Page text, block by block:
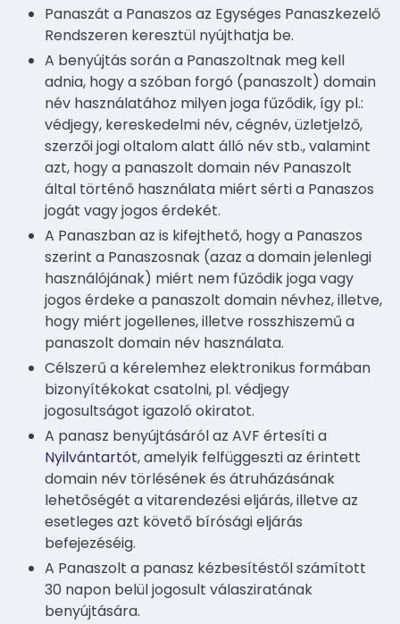
Panaszát a Panaszos az Egységes Panaszkezelő
Rendszeren keresztül nyújthatja be.
A benyújtás során a Panaszoltnak meg kell
adnia, hogy a szóban forgó (panaszolt) domain
név használatához milyen joga fűződik, így pl.:
védjegy, kereskedelmi név, cégnév, üzletjelző,
szerzői jogi oltalom alatt álló név stb., valamint
azt, hogy a panaszolt domain név Panaszolt
által történő használata miért sérti a Panaszos
jogát vagy jogos érdekét.
A Panaszban az is kifejthető, hogy a Panaszos
szerint a Panaszosnak (azaz a domain jelenlegi
használójának) miért nem fűződik joga vagy
jogos érdeke a panaszolt domain névhez, illetve,
hogy miért jogellenes, illetve rosszhiszemű a
panaszolt domain név használata.
Célszerű a kérelemhez elektronikus formában
bizonyítékokat csatolni, pl. védjegy
jogosultságot igazoló okiratot.
A panasz benyújtásáról az AVF értesíti a
Nyilvántartót, amelyik felfüggeszti az érintett
domain név törlésének és átruházásának
lehetőségét a vitarendezési eljárás, illetve az
esetleges azt követő bírósági eljárás
befejezéséig.
A Panaszolt a panasz kézbesítéstől számított
30 napon belül jogosult válasziratának
benyújtására.